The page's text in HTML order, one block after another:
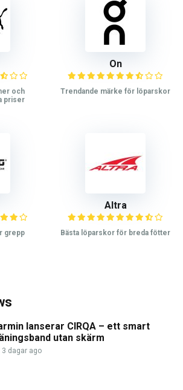
och
priser
On
Trendande märke för löparskor
grepp
Altra
Bästa löparskor för breda fötter
lanserar CIRQA – ett smart
utan skärm
3 dagar ago